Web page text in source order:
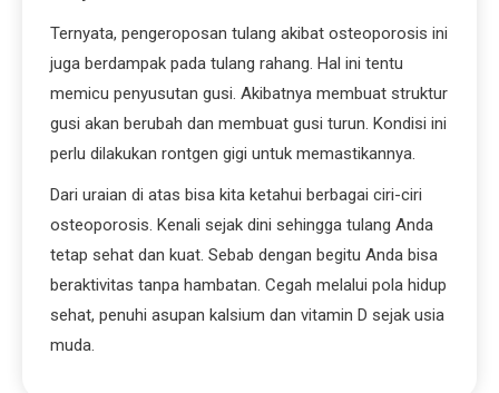
Ternyata, pengeroposan tulang akibat osteoporosis ini
juga berdampak pada tulang rahang. Hal ini tentu
memicu penyusutan gusi. Akibatnya membuat struktur
gusi akan berubah dan membuat gusi turun. Kondisi ini
perlu dilakukan rontgen gigi untuk memastikannya.
Dari uraian di atas bisa kita ketahui berbagai ciri-ciri
osteoporosis. Kenali sejak dini sehingga tulang Anda
tetap sehat dan kuat. Sebab dengan begitu Anda bisa
beraktivitas tanpa hambatan. Cegah melalui pola hidup
sehat, penuhi asupan kalsium dan vitamin D sejak usia
muda.